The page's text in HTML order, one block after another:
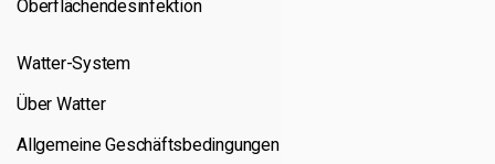
Oberflächendesinfektion
Watter-System
Über Watter
Allgemeine Geschäftsbedingungen